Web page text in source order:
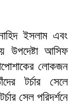
ইসলাম এবং
উপদেষ্টা আসিফ
লোকজন
টর্চার সেলে
সেল পরিদর্শনে